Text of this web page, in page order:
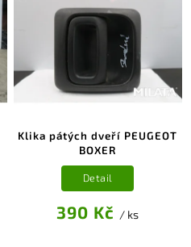
Klika pátých dveří PEUGEOT
BOXER
390 Kč / ks
Detail